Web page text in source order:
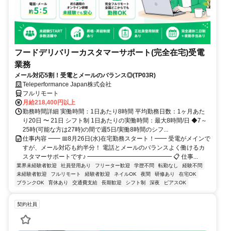
フードデリバリーカスタマーサポート(完全在宅)受電
業務
メール対応5割！受電とメールのバランス◎(TP03R)
Teleperformance Japan株式会社
フルリモート
月給218,400円以上
勤務時間詳細 実働時間：1日あたり8時間 平均勤務日数：1ヶ月あた
り20日 〜 21日 シフト制 1日あたりの実働時間：最大8時間/日 ◆7～
25時(可能な方は27時)の間で週5日/実働8時間のシフ...
仕事内容 ━━ 📅8月26日(水)在宅勤務スタート！━━ 受電がメインで
すが、メール対応も約半分！ 電話とメールのバランスよく働けるカ
スタマーサポートです♪ ━━━━━━━━━━━━━━ 📋 仕事...
業界未経験者歓迎 社員登用あり フリーター歓迎 学歴不問 転勤なし
経験不問
未経験者歓迎
フルリモート 経験者歓迎 ネイルOK 夜間 研修あり
在宅OK
ブランクOK
育休あり 交通費支給 長期歓迎 シフト制 深夜 ピアスOK
契約社員